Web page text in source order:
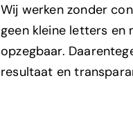
Wij werken zonder
geen kleine letters en
opzegbaar.
resultaat en